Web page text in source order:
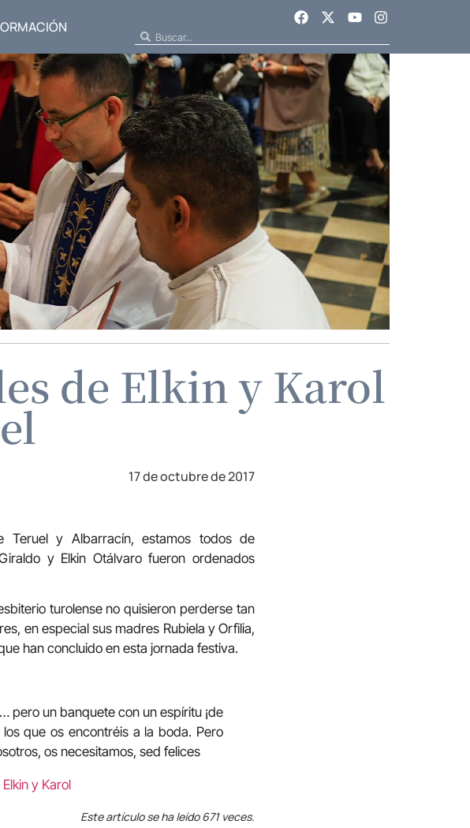
de Elkin y Karol
17 de octubre de 2017
Teruel y Albarracín, estamos todos de
y Elkin Otálvaro fueron ordenados
turolense no quisieron perderse tan
en especial sus madres Rubiela y Orfilia,
han concluido en esta jornada festiva.
pero un banquete con un espíritu ¡de
que os encontréis a la boda. Pero
os necesitamos, sed felices
Este artículo se ha leído 671 veces.